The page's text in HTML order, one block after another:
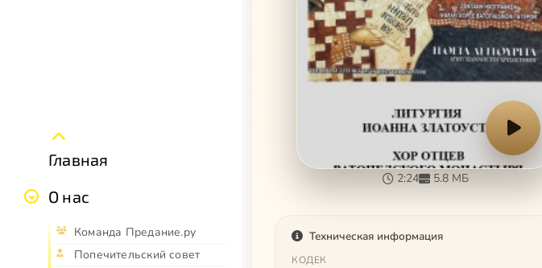
Главная
О нас
Команда Предание.ру
Попечительский совет
2:24 5.8 МБ
Техническая информация
КОДЕК